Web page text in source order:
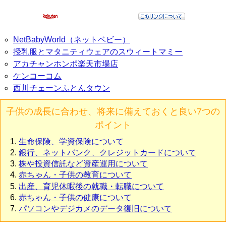
NetBabyWorld（ネットベビー）
授乳服とマタニティウェアのスウィートマミー
アカチャンホンポ楽天市場店
ケンコーコム
西川チェーンふとんタウン
子供の成長に合わせ、将来に備えておくと良い7つの
ポイント
生命保険、学資保険について
銀行、ネットバンク、クレジットカードについて
株や投資信託など資産運用について
赤ちゃん・子供の教育について
出産、育児休暇後の就職・転職について
赤ちゃん・子供の健康について
パソコンやデジカメのデータ復旧について